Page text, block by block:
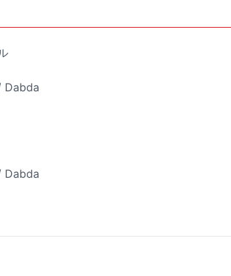
Dabda
Dabda